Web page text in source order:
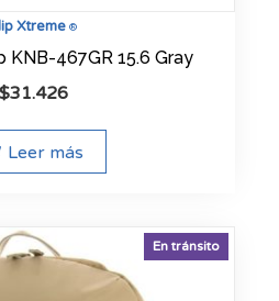
Xtreme ®
KNB-467GR 15.6 Gray
$31.426
Leer más
En tránsito